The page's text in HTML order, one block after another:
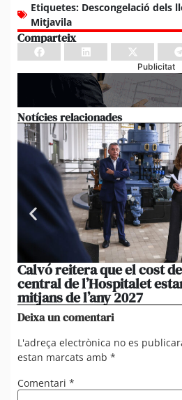
Etiquetes: Descongelació dels
Mitjavila
Comparteix
Publicitat
Notícies relacionades
Calvó reitera que el cost
central de l’Hospitalet
mitjans de l’any 2027
Deixa un comentari
L'adreça electrònica no es
estan marcats amb *
Comentari *